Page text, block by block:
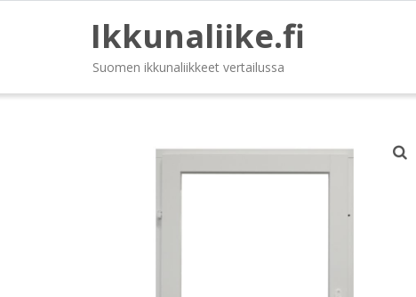
Ikkunaliike.fi
Suomen ikkunaliikkeet vertailussa